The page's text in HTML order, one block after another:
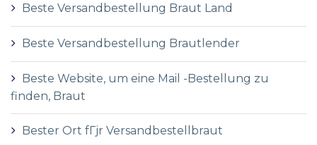
Beste Versandbestellung Braut Land
Beste Versandbestellung Brautlender
Beste Website, um eine Mail -Bestellung zu
finden, Braut
Bester Ort fГјr Versandbestellbraut